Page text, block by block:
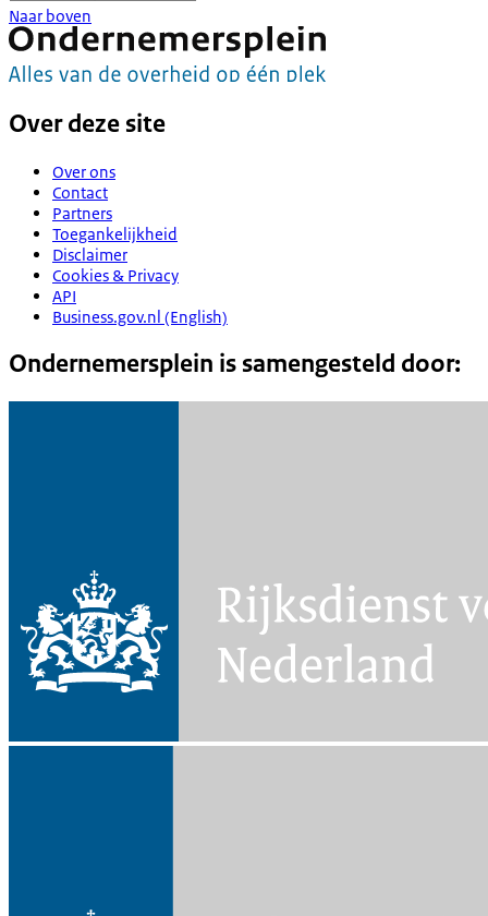
Naar boven
Over deze site
Over ons
Contact
Partners
Toegankelijkheid
Disclaimer
Cookies & Privacy
API
Business.gov.nl (English)
Ondernemersplein is samengesteld door: